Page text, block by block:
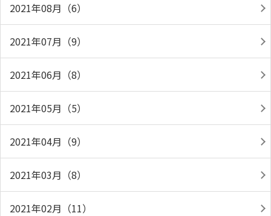
2021年08月（6）
2021年07月（9）
2021年06月（8）
2021年05月（5）
2021年04月（9）
2021年03月（8）
2021年02月（11）